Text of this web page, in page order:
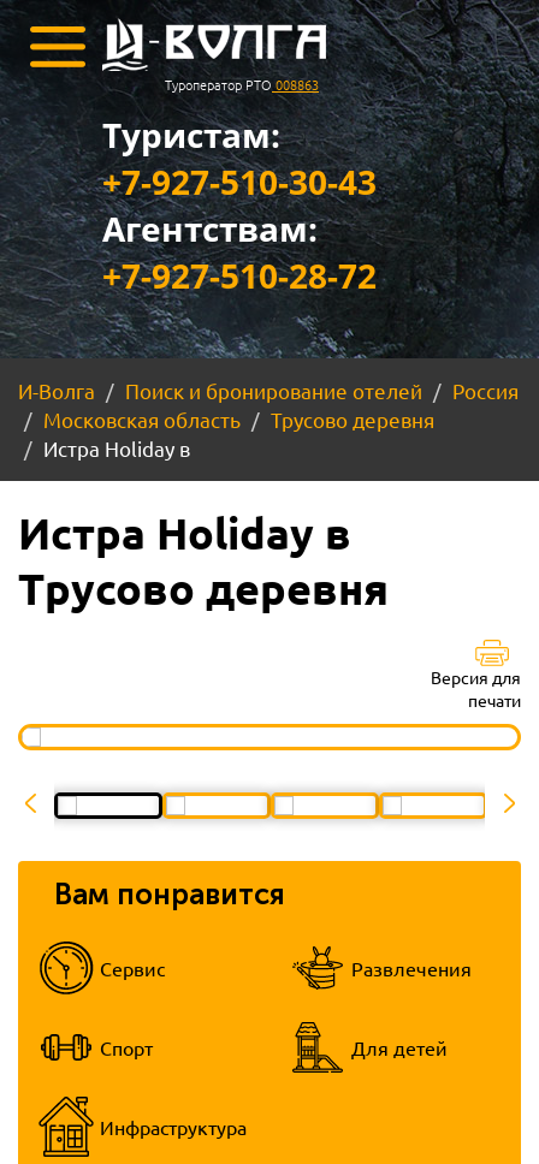
Туроператор РТО 008863
Туристам:
+7-927-510-30-43
Агентствам:
+7-927-510-28-72
И-Волга Поиск и бронирование отелей
Россия
Московская область
Трусово деревня
Истра Holiday в
Истра Holiday в
Трусово деревня
Версия для
печати
Вам понравится
Сервис Развлечения
Спорт Для детей
Инфраструктура